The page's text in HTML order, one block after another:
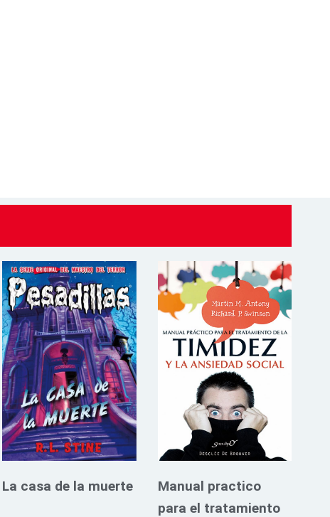
La casa de la muerte
Manual practico
para el tratamiento